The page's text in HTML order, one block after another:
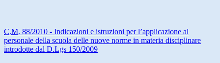
C.M. 88/2010 - Indicazioni e istruzioni per l’applicazione al
personale della scuola delle nuove norme in materia disciplinare
introdotte dal D.Lgs 150/2009